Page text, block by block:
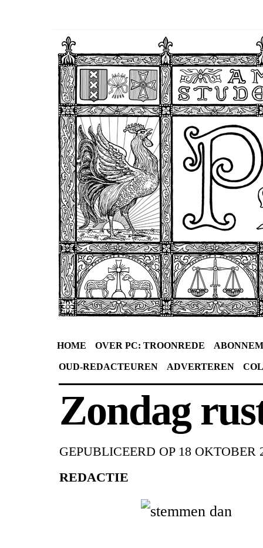
HOME OVER PC: TROONREDE
OUD-REDACTEUREN ADVERTEREN
Zondag
GEPUBLICEERD OP 18 OKTOBER
REDACTIE